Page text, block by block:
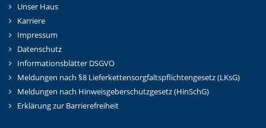
Unser Haus
Karriere
Impressum
Datenschutz
Informationsblätter DSGVO
Meldungen nach §8 Lieferkettensorgfaltspflichtengesetz (LKsG)
Meldungen nach Hinweisgeberschutzgesetz (HinSchG)
Erklärung zur Barrierefreiheit